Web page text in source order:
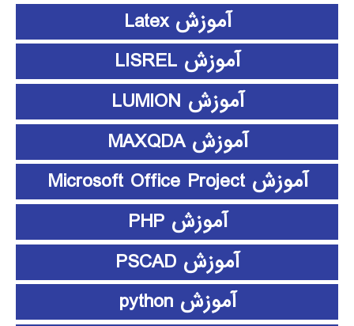
آموزش Latex
آموزش LISREL
آموزش LUMION
آموزش MAXQDA
آموزش Microsoft Office Project
آموزش PHP
آموزش PSCAD
آموزش python